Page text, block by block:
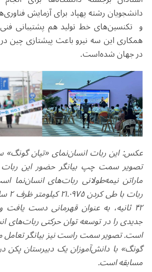
دانشجویان رشته پهپاد برای آزمایش
و تکنسین‌های خط تولید هم پشتیبانی فنی
همکاری این سه نیرو باعث پیشتازی چین
در جهان شده‌است.
عکس: این ربات انسان‌نمای «تیان
تصویر سمت چپ بیانگر حضور این ربات
ماراتن نیمه‌طولانی ربات‌های انسان‌نما
۴۲ ثانیه، به عنوان قهرمانی دست یافت
جدیدی را در توسعه توان حرکتی ربات‌های
است. تصویر سمت راست نیز بیانگر تعامل
گونگ» با دانش‌آموزان یک دبیرستان
مسابقه است.